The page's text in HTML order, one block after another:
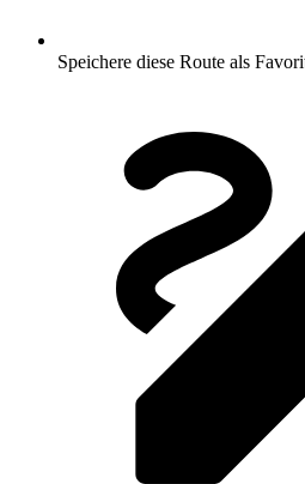
Speichere diese Route als